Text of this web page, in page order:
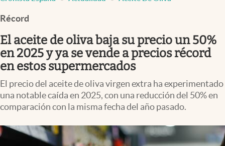
España
Récord
El aceite de oliva baja su precio un 50%
en 2025 y ya se vende a precios récord
en estos supermercados
El precio del aceite de oliva virgen extra ha experimentado
una notable caída en 2025, con una reducción del 50% en
comparación con la misma fecha del año pasado.